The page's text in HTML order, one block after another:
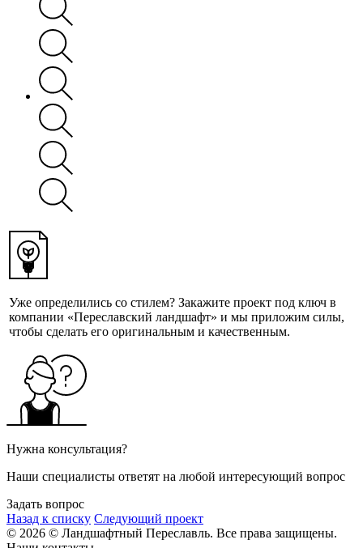
Уже определились со стилем? Закажите проект под ключ в
компании «Переславский ландшафт» и мы приложим силы,
чтобы сделать его оригинальным и качественным.
Нужна консультация?
Наши специалисты ответят на любой интересующий вопрос
Задать вопрос
Назад к списку Следующий проект
© 2026 © Ландшафтный Переславль. Все права защищены.